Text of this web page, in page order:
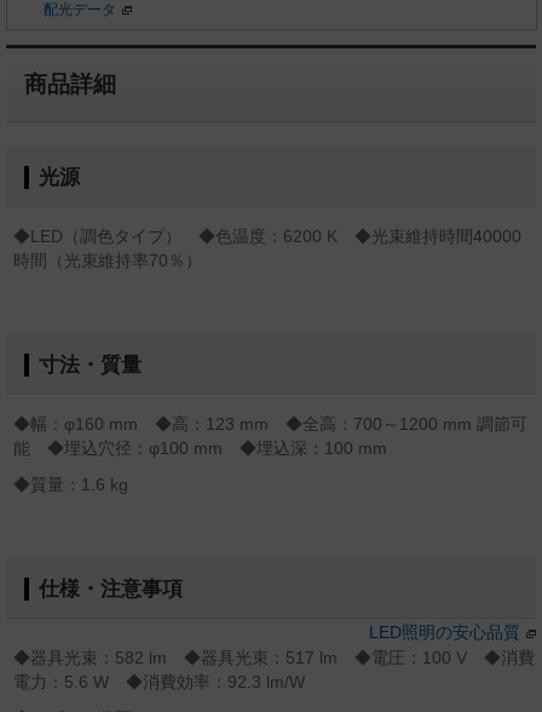
配光データ
商品詳細
光源
◆LED（調色タイプ） ◆色温度：6200 K ◆光束維持時間40000
時間（光束維持率70％）
寸法・質量
◆幅：φ160 mm ◆高：123 mm ◆全高：700～1200 mm 調節可
能 ◆埋込穴径：φ100 mm ◆埋込深：100 mm
◆質量：1.6 kg
仕様・注意事項
LED照明の安心品質
◆器具光束：582 lm ◆器具光束：517 lm ◆電圧：100 V ◆消費
電力：5.6 W ◆消費効率：92.3 lm/W